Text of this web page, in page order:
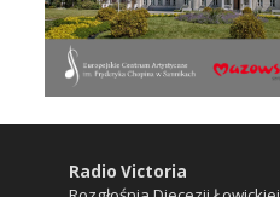
Radio Victoria